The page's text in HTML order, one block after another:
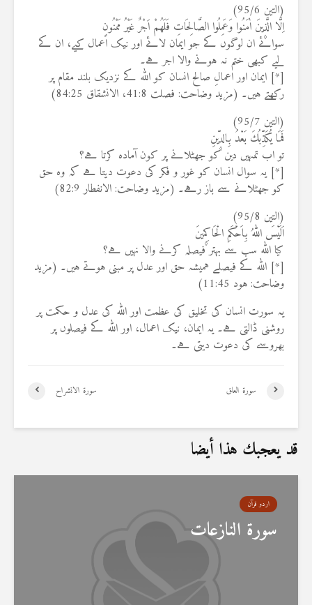
(التین 95/6)
اِلَّا الَّذ۪ينَ اٰمَنُوا وَعَمِلُوا الصَّالِحَاتِ فَلَهُمْ اَجْرٌ غَيْرُ مَمْنُونٍ
سوائے ان لوگوں کے جو ایمان لائے اور نیک اعمال کیے، ان کے
لیے کبھی ختم نہ ہونے والا اجر ہے۔
[*] ایمان اور اعمالِ صالح انسان کو اللہ کے نزدیک بلند مقام پر
رکھتے ہیں۔ (مزید وضاحت: فصلت 41:8، الانشقاق 84:25)
(التین 95/7)
فَمَا يُكَذِّبُكَ بَعْدُ بِالدّ۪ينِ
تو اب تمہیں دین کو جھٹلانے پر کون آمادہ کرتا ہے؟
[*] یہ سوال انسان کو غور و فکر کی دعوت دیتا ہے کہ وہ حق
کو جھٹلانے سے باز رہے۔ (مزید وضاحت: الانفطار 82:9)
(التین 95/8)
اَلَيْسَ اللّٰهُ بِاَحْكَمِ الْحَاكِم۪ينَ
کیا اللہ سب سے بہتر فیصلہ کرنے والا نہیں ہے؟
[*] اللہ کے فیصلے ہمیشہ حق اور عدل پر مبنی ہوتے ہیں۔ (مزید
وضاحت: ہود 11:45)
یہ سورت انسان کی تخلیق کی عظمت اور اللہ کی عدل و حکمت پر
روشنی ڈالتی ہے۔ یہ ایمان، نیک اعمال، اور اللہ کے فیصلوں پر
بھروسے کی دعوت دیتی ہے۔
سورۃ الانشراح سورۃ العلق
قد يعجبك هذا أيضا
اردو قرآن
سورۃ النازعات